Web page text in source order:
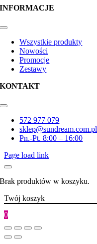
INFORMACJE
Toggle
NavigationWszystkie produkty
Nowości
Promocje
Zestawy
KONTAKT
Toggle
Navigation572 977 079
sklep@sundream.com.pl
Pn.-Pt. 8:00 – 16:00
Page load link
Brak produktów w koszyku.
Twój koszyk
0